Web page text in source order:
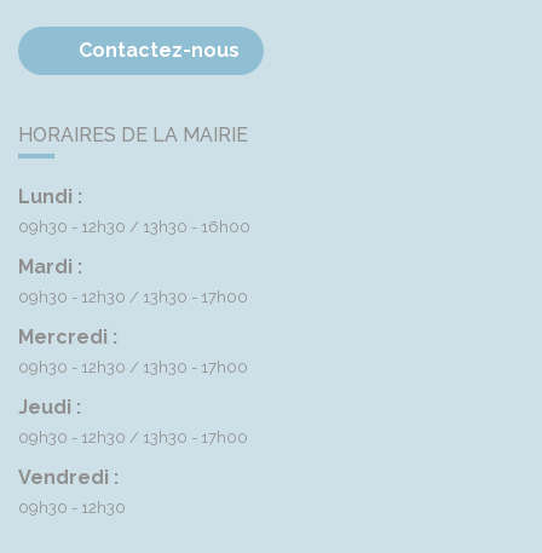
Contactez-nous
HORAIRES DE LA MAIRIE
Lundi :
09h30 - 12h30 13h30 - 16h00
Mardi :
09h30 - 12h30 13h30 - 17h00
Mercredi :
09h30 - 12h30 13h30 - 17h00
Jeudi :
09h30 - 12h30 13h30 - 17h00
Vendredi :
09h30 - 12h30